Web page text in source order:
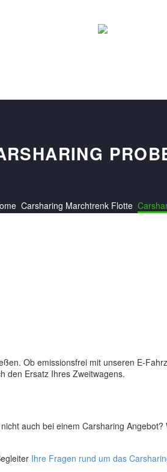
Carsharing Marchtrenk Flotte
Ob emissionsfrei mit unseren E-
den Ersatz Ihres Zweitwagens.
auch bei einem Carsharing
Ihre Fragen rund um das